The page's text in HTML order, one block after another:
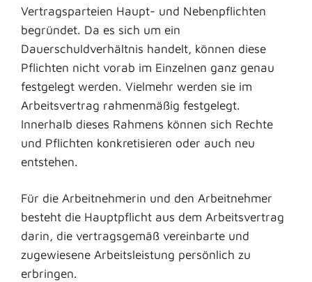
Vertragsparteien Haupt- und Nebenpflichten
begründet. Da es sich um ein
Dauerschuldverhältnis handelt, können diese
Pflichten nicht vorab im Einzelnen ganz genau
festgelegt werden. Vielmehr werden sie im
Arbeitsvertrag rahmenmäßig festgelegt.
Innerhalb dieses Rahmens können sich Rechte
und Pflichten konkretisieren oder auch neu
entstehen.
Für die Arbeitnehmerin und den Arbeitnehmer
besteht die Hauptpflicht aus dem Arbeitsvertrag
darin, die vertragsgemäß vereinbarte und
zugewiesene Arbeitsleistung persönlich zu
erbringen.